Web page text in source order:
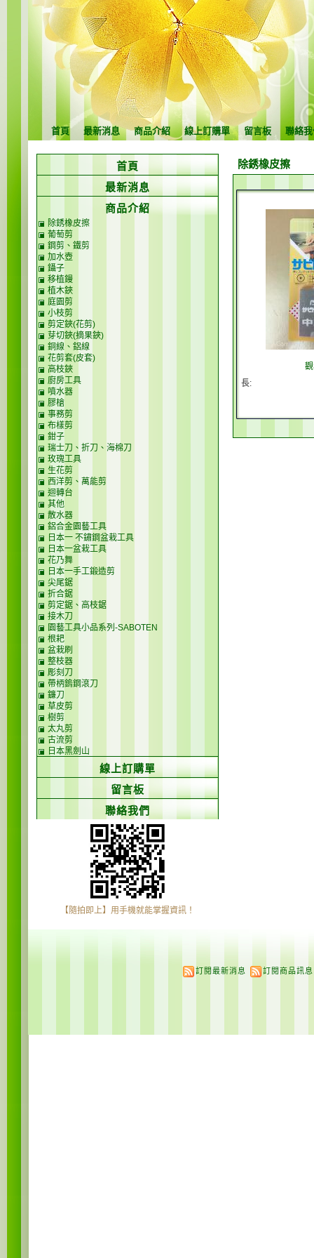
首頁 最新消息 商品介紹 線上訂購單 留言板 聯絡
除銹橡皮擦
長:
首頁
最新消息
商品介紹
除銹橡皮擦
葡萄剪
鋼剪、鐵剪
加水壺
鑷子
移植鏝
植木鋏
庭園剪
小枝剪
剪定鋏(花剪)
芽切鋏(摘果鋏)
銅線、鋁線
花剪套(皮套)
高枝鋏
廚房工具
噴水器
膠槍
事務剪
布樣剪
鉗子
瑞士刀、折刀、海棉刀
玫瑰工具
生花剪
西洋剪、萬能剪
迴轉台
其他
散水器
鋁合金園藝工具
日本一 不鏽鋼盆栽工具
日本一盆栽工具
花乃舞
日本一手工鍛造剪
尖尾鋸
折合鋸
剪定鋸、高枝鋸
接木刀
園藝工具小品系列-SABOTEN
根耙
盆栽刷
整枝器
彫刻刀
帶柄鎢鋼滾刀
鐮刀
草皮剪
樹剪
太丸剪
古流剪
日本黑劍山
線上訂購單
留言板
聯絡我們
【隨拍即上】用手機就能掌握資訊！
訂閱最新消息 訂閱商品訊息